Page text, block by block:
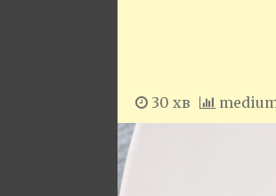
30 хв